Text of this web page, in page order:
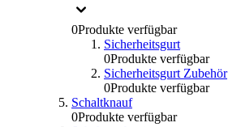
0Produkte verfügbar
Sicherheitsgurt
0Produkte verfügbar
Sicherheitsgurt Zubehör
0Produkte verfügbar
Schaltknauf
0Produkte verfügbar